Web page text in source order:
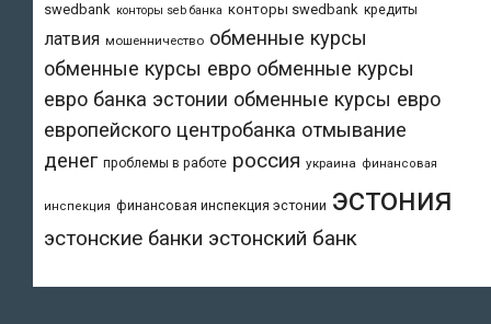
swedbank конторы seb банка конторы swedbank кредиты
латвия мошенничество обменные курсы
обменные курсы евро обменные курсы
евро банка эстонии обменные курсы евро
европейского центробанка отмывание
денег проблемы в работе россия украина финансовая
инспекция финансовая инспекция эстонии эстония
эстонские банки эстонский банк